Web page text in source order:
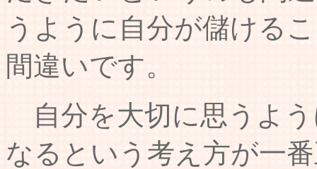
うように自分が儲ける
間違いです。
自分を大切に思うよ
なるという考え方が一